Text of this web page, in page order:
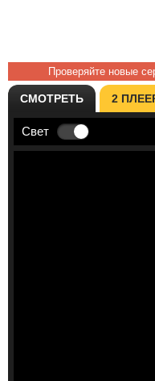
Проверяйте новые
СМОТРЕТЬ 2
Свет